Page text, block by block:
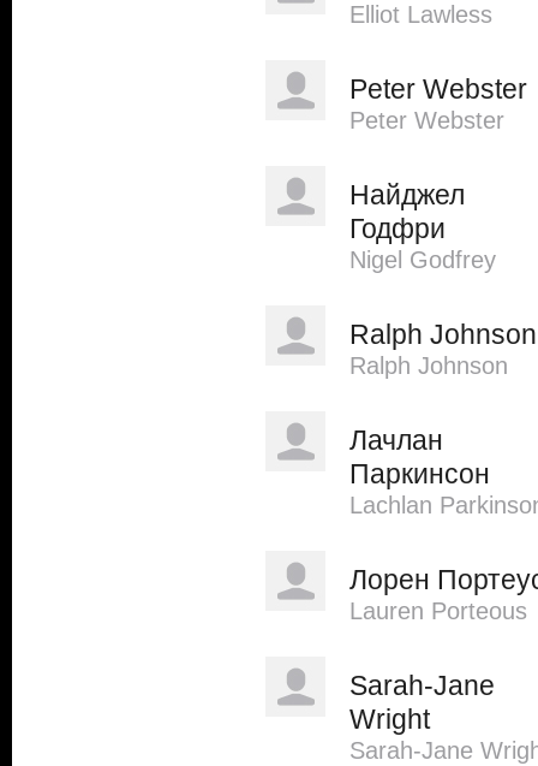
Elliot Lawless
Peter Webster
Peter Webster
Найджел
Годфри
Nigel Godfrey
Ralph Johnson
Ralph Johnson
Лачлан
Паркинсон
Lachlan
Лорен
Lauren Porteous
Sarah-Jane
Wright
Sarah-Jane